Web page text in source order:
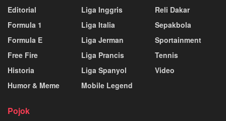
Editorial
Formula 1
Formula E
Free Fire
Historia
Humor & Meme
Liga Inggris
Liga Italia
Liga Jerman
Liga Prancis
Liga Spanyol
Mobile Legend
Reli Dakar
Sepakbola
Sportainment
Tennis
Video
Pojok